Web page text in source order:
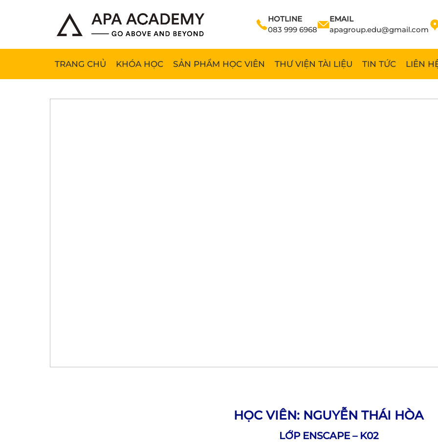
HOTLINE
083 999 6968
EMAIL
apagroup.edu@gmail.com
TRANG CHỦ KHÓA HỌC SẢN PHẨM HỌC VIÊN THƯ VIỆN TÀI LIỆU TIN TỨC LIÊN
HỌC VIÊN: NGUYỄN THÁI HÒA
LỚP ENSCAPE – K02